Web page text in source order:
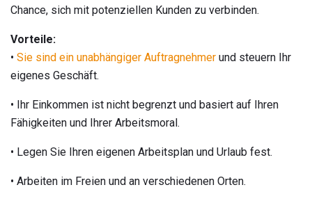
Chance, sich mit potenziellen Kunden zu verbinden.
Vorteile:
• Sie sind ein unabhängiger Auftragnehmer und steuern Ihr
eigenes Geschäft.
• Ihr Einkommen ist nicht begrenzt und basiert auf Ihren
Fähigkeiten und Ihrer Arbeitsmoral.
• Legen Sie Ihren eigenen Arbeitsplan und Urlaub fest.
• Arbeiten im Freien und an verschiedenen Orten.